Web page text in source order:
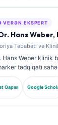
VERƏN EKSPERT
Hans Weber,
Təbabəti və
Hans Weber klinik
tədqiqatı
Klinik Kimya
olaraq o,
Qapısı Google